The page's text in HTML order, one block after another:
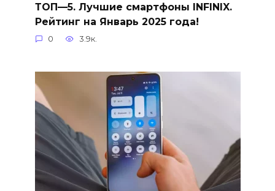
ТОП—5. Лучшие смартфоны INFINIX.
Рейтинг на Январь 2025 года!
0 3.9к.